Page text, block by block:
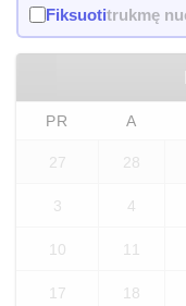
Fiksuotitrukmę
PR A
27 28
3 4
10 11
17 18